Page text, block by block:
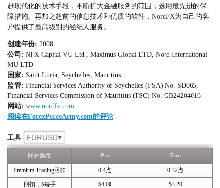
赶现代化的技术手段，不断扩大金融服务的范围，选用最先进的保
障措施。再加之超前的信息技术和优质的软件，NordFX为自己的客
户提供了最高级别的经纪人服务。
创建年份: 2008
公司: NFX Capital VU Ltd., Maximus Global LTD, Nord International
MU LTD
国家: Saint Lucia, Seychelles, Mauritius
监管: Financial Services Authority of Seychelles (FSA) No. SD065,
Financial Services Commission of Mauritius (FSC) No. GB24204016
网站: www.nordfx.com
阅读在ForexPeaceArmy.com的评论
工具 EURUSD
账户类型 Pro Zero
Premium Trading回扣 0.4点
0.32点
回扣，$每手
$4.00
$3.20